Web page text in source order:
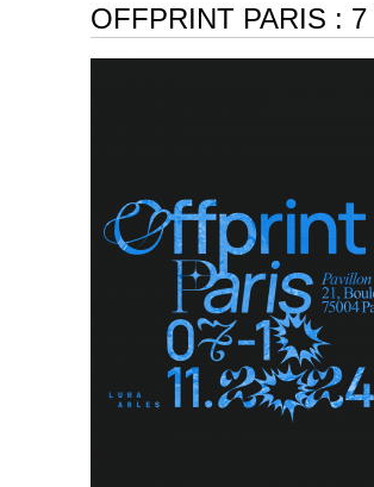
OFFPRINT PARIS :